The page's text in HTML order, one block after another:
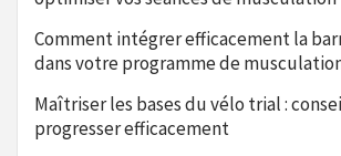
Comment intégrer efficacement la
dans votre programme de
Maîtriser les bases du vélo trial :
progresser efficacement